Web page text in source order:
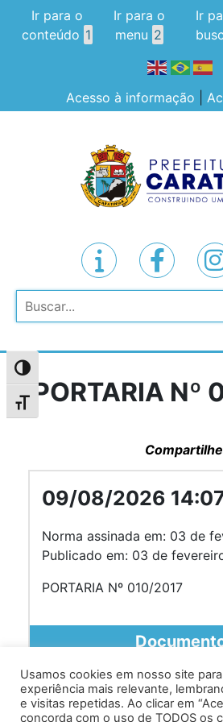
Alternar alto contraste
Alternar tamanho da fonte
Ir para o
conteúdo 1
Ir para o
menu 2
Ir
Acesso à informação
Pesquisar
PORTARIA Nº
09/08/2026
Norma assinada em: 03 de
Publicado em: 03 de
PORTARIA Nº 010/2017
Usamos cookies em nosso site
experiência mais relevante,
e visitas repetidas. Ao clicar em
concorda com o uso de TODOS os